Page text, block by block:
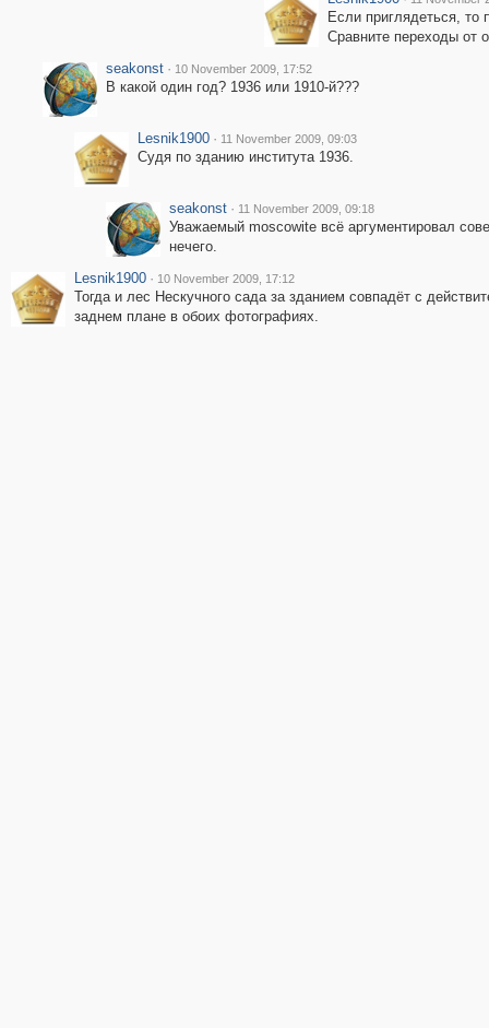
Если приглядеться, то
Сравните переходы от
seakonst · 10 November 2009, 17:52
В какой один год? 1936 или 1910-й???
Lesnik1900 · 11 November 2009, 09:03
Судя по зданию института 1936.
seakonst · 11 November 2009, 09:18
Уважаемый moscowite всё аргументировал
нечего.
Lesnik1900 · 10 November 2009, 17:12
Тогда и лес Нескучного сада за зданием совпадёт с
заднем плане в обоих фотографиях.